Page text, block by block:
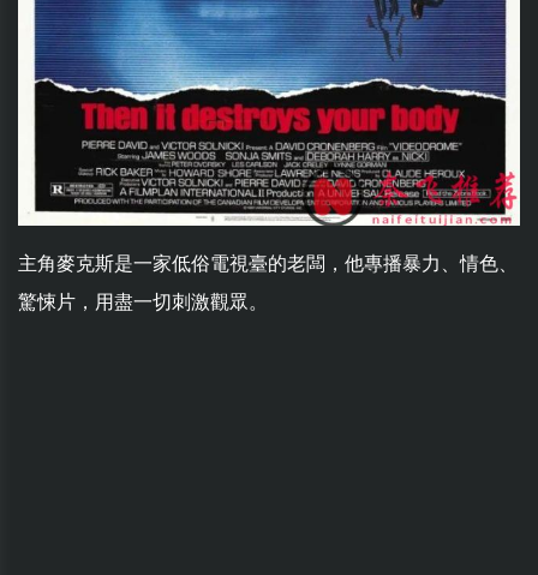
主角麥克斯是一家低俗電視臺的老闆，他專播暴力、情色、
驚悚片，用盡一切刺激觀眾。